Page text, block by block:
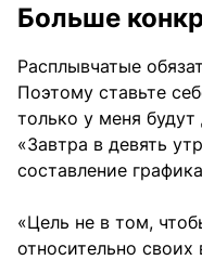
Больше
Расплывчатые
Поэтому ставьте
только у меня
«Завтра в девять
составление
«Цель не в том,
относительно